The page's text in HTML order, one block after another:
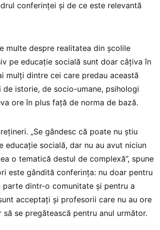
conferinței și de ce este relevantă
multe despre realitatea din școlile
pe educație socială sunt doar câțiva în
mulți dintre cei care predau această
istorie, de socio-umane, psihologi
ore în plus față de norma de bază.
„Se gândesc că poate nu știu
educație socială, dar nu au avut niciun
o tematică destul de complexă”, spune
este gândită conferința: nu doar pentru
dintr-o comunitate și pentru a
acceptați și profesorii care nu au ore
se pregătească pentru anul următor.